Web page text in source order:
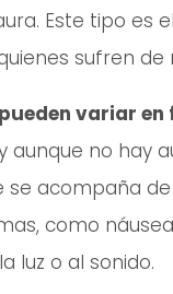
Este tipo es
sufren de
pueden variar en
aunque no hay
acompaña de
como
luz o al sonido.